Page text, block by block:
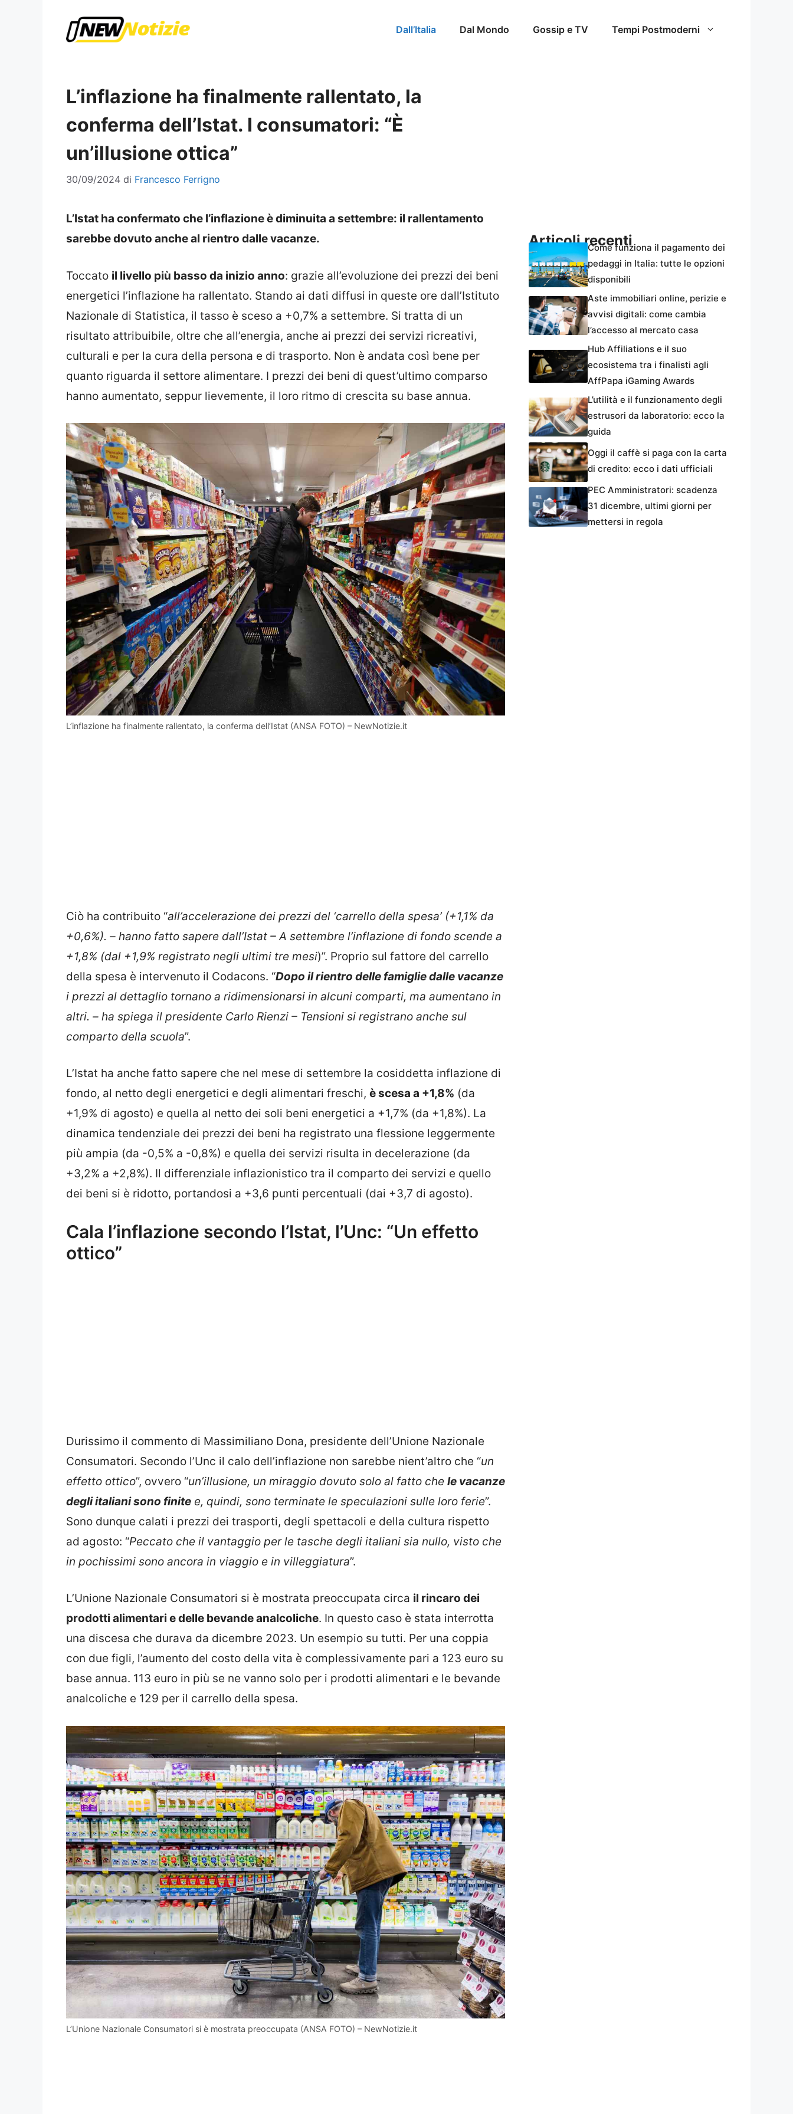
Dall’Italia Dal Mondo Gossip e TV Tempi Postmoderni
L’inflazione ha finalmente rallentato, la
conferma dell’Istat. I consumatori: “È
un’illusione ottica”
30/09/2024 di Francesco Ferrigno
L’Istat ha confermato che l’inflazione è diminuita a settembre: il rallentamento
sarebbe dovuto anche al rientro dalle vacanze.
Toccato il livello più basso da inizio anno: grazie all’evoluzione dei prezzi dei beni
energetici l’inflazione ha rallentato. Stando ai dati diffusi in queste ore dall’Istituto
Nazionale di Statistica, il tasso è sceso a +0,7% a settembre. Si tratta di un
risultato attribuibile, oltre che all’energia, anche ai prezzi dei servizi ricreativi,
culturali e per la cura della persona e di trasporto. Non è andata così bene per
quanto riguarda il settore alimentare. I prezzi dei beni di quest’ultimo comparso
hanno aumentato, seppur lievemente, il loro ritmo di crescita su base annua.
L’inflazione ha finalmente rallentato, la conferma dell’Istat (ANSA FOTO) – NewNotizie.it
Ciò ha contribuito “all’accelerazione dei prezzi del ‘carrello della spesa’ (+1,1% da
+0,6%). – hanno fatto sapere dall’Istat – A settembre l’inflazione di fondo scende a
+1,8% (dal +1,9% registrato negli ultimi tre mesi)”. Proprio sul fattore del carrello
della spesa è intervenuto il Codacons. “Dopo il rientro delle famiglie dalle vacanze
i prezzi al dettaglio tornano a ridimensionarsi in alcuni comparti, ma aumentano in
altri. – ha spiega il presidente Carlo Rienzi – Tensioni si registrano anche sul
comparto della scuola”.
L’Istat ha anche fatto sapere che nel mese di settembre la cosiddetta inflazione di
fondo, al netto degli energetici e degli alimentari freschi, è scesa a +1,8% (da
+1,9% di agosto) e quella al netto dei soli beni energetici a +1,7% (da +1,8%). La
dinamica tendenziale dei prezzi dei beni ha registrato una flessione leggermente
più ampia (da -0,5% a -0,8%) e quella dei servizi risulta in decelerazione (da
+3,2% a +2,8%). Il differenziale inflazionistico tra il comparto dei servizi e quello
dei beni si è ridotto, portandosi a +3,6 punti percentuali (dai +3,7 di agosto).
Cala l’inflazione secondo l’Istat, l’Unc: “Un effetto
ottico”
Durissimo il commento di Massimiliano Dona, presidente dell’Unione Nazionale
Consumatori. Secondo l’Unc il calo dell’inflazione non sarebbe nient’altro che “un
effetto ottico”, ovvero “un’illusione, un miraggio dovuto solo al fatto che le vacanze
degli italiani sono finite e, quindi, sono terminate le speculazioni sulle loro ferie”.
Sono dunque calati i prezzi dei trasporti, degli spettacoli e della cultura rispetto
ad agosto: “Peccato che il vantaggio per le tasche degli italiani sia nullo, visto che
in pochissimi sono ancora in viaggio e in villeggiatura”.
L’Unione Nazionale Consumatori si è mostrata preoccupata circa il rincaro dei
prodotti alimentari e delle bevande analcoliche. In questo caso è stata interrotta
una discesa che durava da dicembre 2023. Un esempio su tutti. Per una coppia
con due figli, l’aumento del costo della vita è complessivamente pari a 123 euro su
base annua. 113 euro in più se ne vanno solo per i prodotti alimentari e le bevande
analcoliche e 129 per il carrello della spesa.
L’Unione Nazionale Consumatori si è mostrata preoccupata (ANSA FOTO) – NewNotizie.it
Articoli recentiCome funziona il pagamento dei
pedaggi in Italia: tutte le opzioni
disponibili
Aste immobiliari online, perizie e
avvisi digitali: come cambia
l’accesso al mercato casa
Hub Affiliations e il suo
ecosistema tra i finalisti agli
AffPapa iGaming Awards
L’utilità e il funzionamento degli
estrusori da laboratorio: ecco la
guida
Oggi il caffè si paga con la carta
di credito: ecco i dati ufficiali
PEC Amministratori: scadenza
31 dicembre, ultimi giorni per
mettersi in regola